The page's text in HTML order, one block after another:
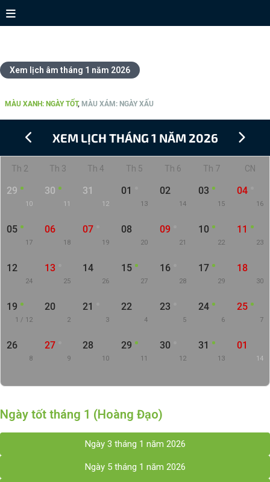
Xem lịch âm tháng 1 năm 2026
MÀU XANH: NGÀY TỐT, MÀU XÁM: NGÀY XẤU
XEM LỊCH THÁNG 1 NĂM 2026
Th 2 Th 3 Th 4 Th 5 Th 6 Th 7 CN
29
10
30
11
31
12
01
13
02
14
03
15
04
16
05
17
06
18
07
19
08
20
09
21
10
22
11
23
12
24
13
25
14
26
15
27
16
28
17
29
18
30
19
1 / 12
20
2
21
3
22
4
23
5
24
6
25
7
26
8
27
9
28
10
29
11
30
12
31
13
01
14
Ngày tốt tháng 1 (Hoàng Đạo)
Ngày 3 tháng 1 năm 2026
Ngày 5 tháng 1 năm 2026